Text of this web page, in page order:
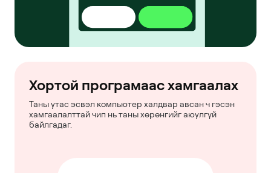
Хортой програмаас хамгаалах
Таны утас эсвэл компьютер халдвар авсан ч гэсэн
хамгаалалттай чип нь таны хөрөнгийг аюулгүй
байлгадаг.